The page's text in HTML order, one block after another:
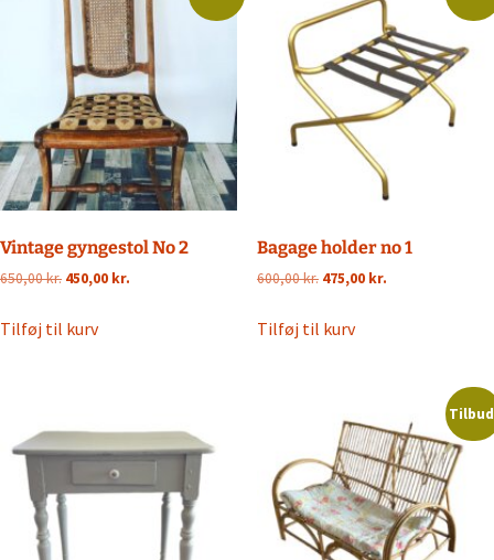
Vintage gyngestol No 2
650,00kr. Den
pris
450,00 kr.
Tilføj til kurv
Bagage holder no 1
600,00kr. Den
pris
475,00 kr.Den
Tilføj til kurv